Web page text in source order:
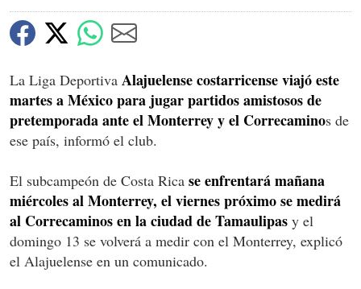
La Liga Deportiva Alajuelense costarricense viajó este
martes a México para jugar partidos amistosos de
pretemporada ante el Monterrey y el Correcaminos de
ese país, informó el club.
El subcampeón de Costa Rica se enfrentará mañana
miércoles al Monterrey, el viernes próximo se medirá
al Correcaminos en la ciudad de Tamaulipas y el
domingo 13 se volverá a medir con el Monterrey, explicó
el Alajuelense en un comunicado.